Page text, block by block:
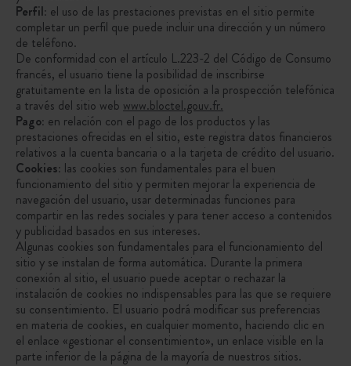
Perfil: el uso de las prestaciones previstas en el sitio permite
completar un perfil que puede incluir una dirección y un número
de teléfono.
De conformidad con el artículo L.223-2 del Código de Consumo
francés, el usuario tiene la posibilidad de inscribirse
gratuitamente en la lista de oposición a la prospección telefónica
a través del sitio web www.bloctel.gouv.fr.
Pago: en relación con el pago de los productos y las
prestaciones ofrecidas en el sitio, este registra datos financieros
relativos a la cuenta bancaria o a la tarjeta de crédito del usuario.
Cookies: las cookies son fundamentales para el buen
funcionamiento del sitio y permiten mejorar la experiencia de
navegación del usuario, usar determinadas funciones para
compartir en las redes sociales y para tener acceso a contenidos
y publicidad basados en sus intereses.
Algunas cookies son fundamentales para el funcionamiento del
sitio y se instalan de forma automática. Durante la primera
conexión al sitio, el usuario puede aceptar o rechazar la
instalación de cookies no indispensables para las que se requiere
su consentimiento. El usuario podrá modificar sus preferencias
en materia de cookies, en cualquier momento, haciendo clic en
el enlace «gestionar el consentimiento», un enlace visible en la
parte inferior de la página de la mayoría de nuestros sitios.